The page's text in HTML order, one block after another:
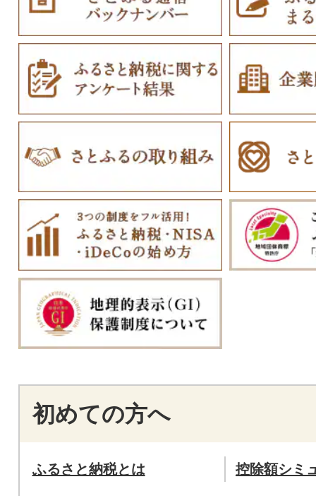
初めての方へ
ふるさと納税とは 控除額シミ